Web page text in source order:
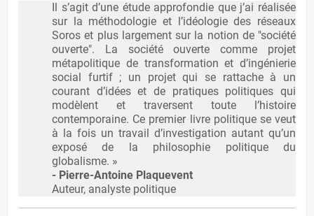
Il s’agit d’une étude approfondie que j’ai réalisée
sur la méthodologie et l’idéologie des réseaux
Soros et plus largement sur la notion de "société
ouverte". La société ouverte comme projet
métapolitique de transformation et d’ingénierie
social furtif ; un projet qui se rattache à un
courant d’idées et de pratiques politiques qui
modèlent et traversent toute l’histoire
contemporaine. Ce premier livre politique se veut
à la fois un travail d’investigation autant qu’un
exposé de la philosophie politique du
globalisme. »
- Pierre-Antoine Plaquevent
Auteur, analyste politique